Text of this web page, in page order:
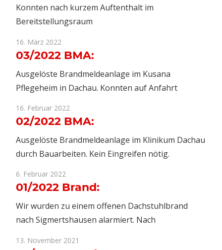
Konnten nach kurzem Auftenthalt im
Bereitstellungsraum
16. März 2022
03/2022 BMA:
Ausgelöste Brandmeldeanlage im Kusana
Pflegeheim in Dachau. Konnten auf Anfahrt
16. Februar 2022
02/2022 BMA:
Ausgelöste Brandmeldeanlage im Klinikum Dachau
durch Bauarbeiten. Kein Eingreifen nötig.
6. Februar 2022
01/2022 Brand:
Wir wurden zu einem offenen Dachstuhlbrand
nach Sigmertshausen alarmiert. Nach
13. November 2021